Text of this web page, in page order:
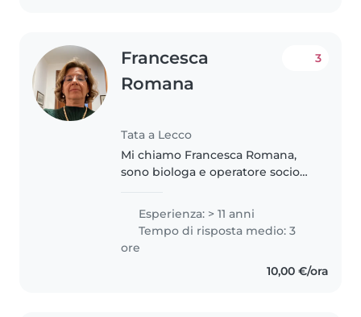
Francesca
Romana
Tata a Lecco
3
Mi chiamo Francesca Romana,
sono biologa e operatore socio
scuole dell'infanzia come
insegnante e presso l'oratorio
della parrocchia come
volontaria;..
Esperienza: > 11 anni
Tempo di risposta medio: 3
ore
10,00 €/ora